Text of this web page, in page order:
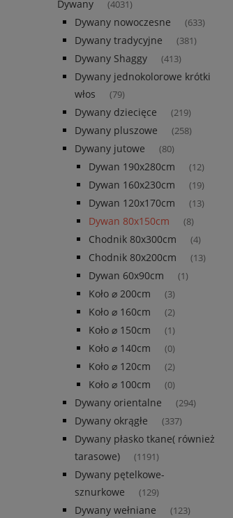
Dywany (4031)
Dywany nowoczesne (633)
Dywany tradycyjne (381)
Dywany Shaggy (413)
Dywany jednokolorowe krótki
włos
(79)
Dywany dziecięce (219)
Dywany pluszowe (258)
Dywany jutowe (80)
Dywan 190x280cm (12)
Dywan 160x230cm (19)
Dywan 120x170cm (13)
Dywan 80x150cm (8)
Chodnik 80x300cm (4)
Chodnik 80x200cm (13)
Dywan 60x90cm (1)
Koło ⌀ 200cm (3)
Koło ⌀ 160cm (2)
Koło ⌀ 150cm (1)
Koło ⌀ 140cm (0)
Koło ⌀ 120cm (2)
Koło ⌀ 100cm (0)
Dywany orientalne (294)
Dywany okrągłe (337)
Dywany płasko tkane( również
tarasowe)
(1191)
Dywany pętelkowe-
sznurkowe
(129)
Dywany wełniane (123)